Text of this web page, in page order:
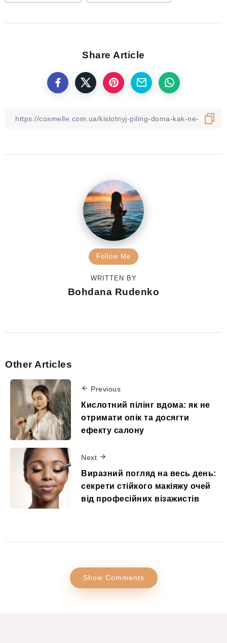
Share Article
Follow Me
WRITTEN BY
Bohdana Rudenko
Other Articles
Previous
Кислотний пілінг вдома: як не
отримати опік та досягти
ефекту салону
Next
Виразний погляд на весь день:
секрети стійкого макіяжу очей
від професійних візажистів
Show Comments